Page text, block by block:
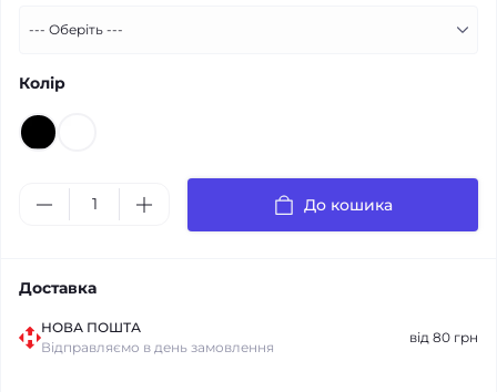
Колір
До кошика
Доставка
НОВА ПОШТА
Відправляємо в день замовлення
від 80 грн